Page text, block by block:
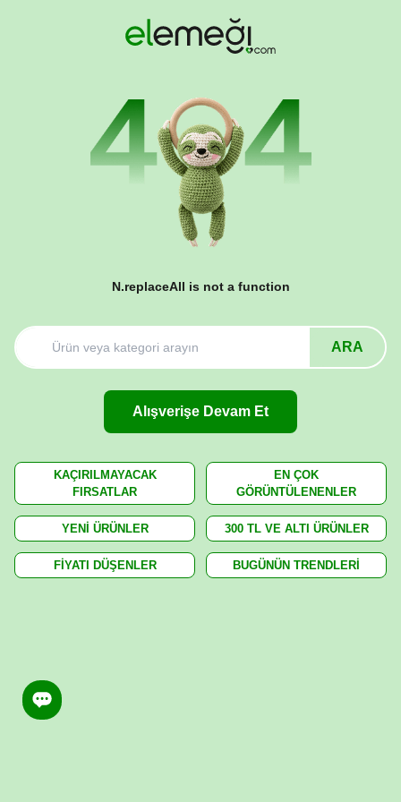
N.replaceAll is not a function
ARA
Alışverişe Devam Et
KAÇIRILMAYACAK
FIRSATLAR
EN ÇOK
GÖRÜNTÜLENENLER
YENİ ÜRÜNLER 300 TL VE ALTI ÜRÜNLER
FİYATI DÜŞENLER BUGÜNÜN TRENDLERİ